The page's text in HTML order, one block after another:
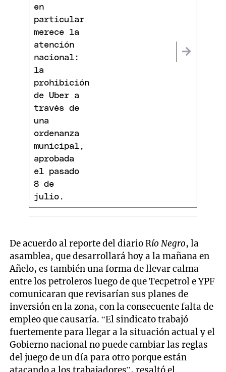
De acuerdo al reporte del diario Río Negro, la
asamblea, que desarrollará hoy a la mañana en
Añelo, es también una forma de llevar calma
entre los petroleros luego de que Tecpetrol e YPF
comunicaran que revisarían sus planes de
inversión en la zona, con la consecuente falta de
empleo que causaría. “El sindicato trabajó
fuertemente para llegar a la situación actual y el
Gobierno nacional no puede cambiar las reglas
del juego de un día para otro porque están
atacando a los trabajadores”, resaltó el